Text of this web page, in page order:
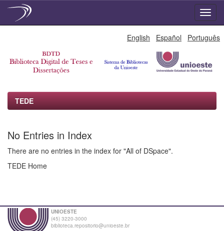
English Español Português
TEDE
No Entries in Index
There are no entries in the index for "All of DSpace".
TEDE Home
UNIOESTE
(45) 3220-3000
biblioteca.repositorio@unioeste.br